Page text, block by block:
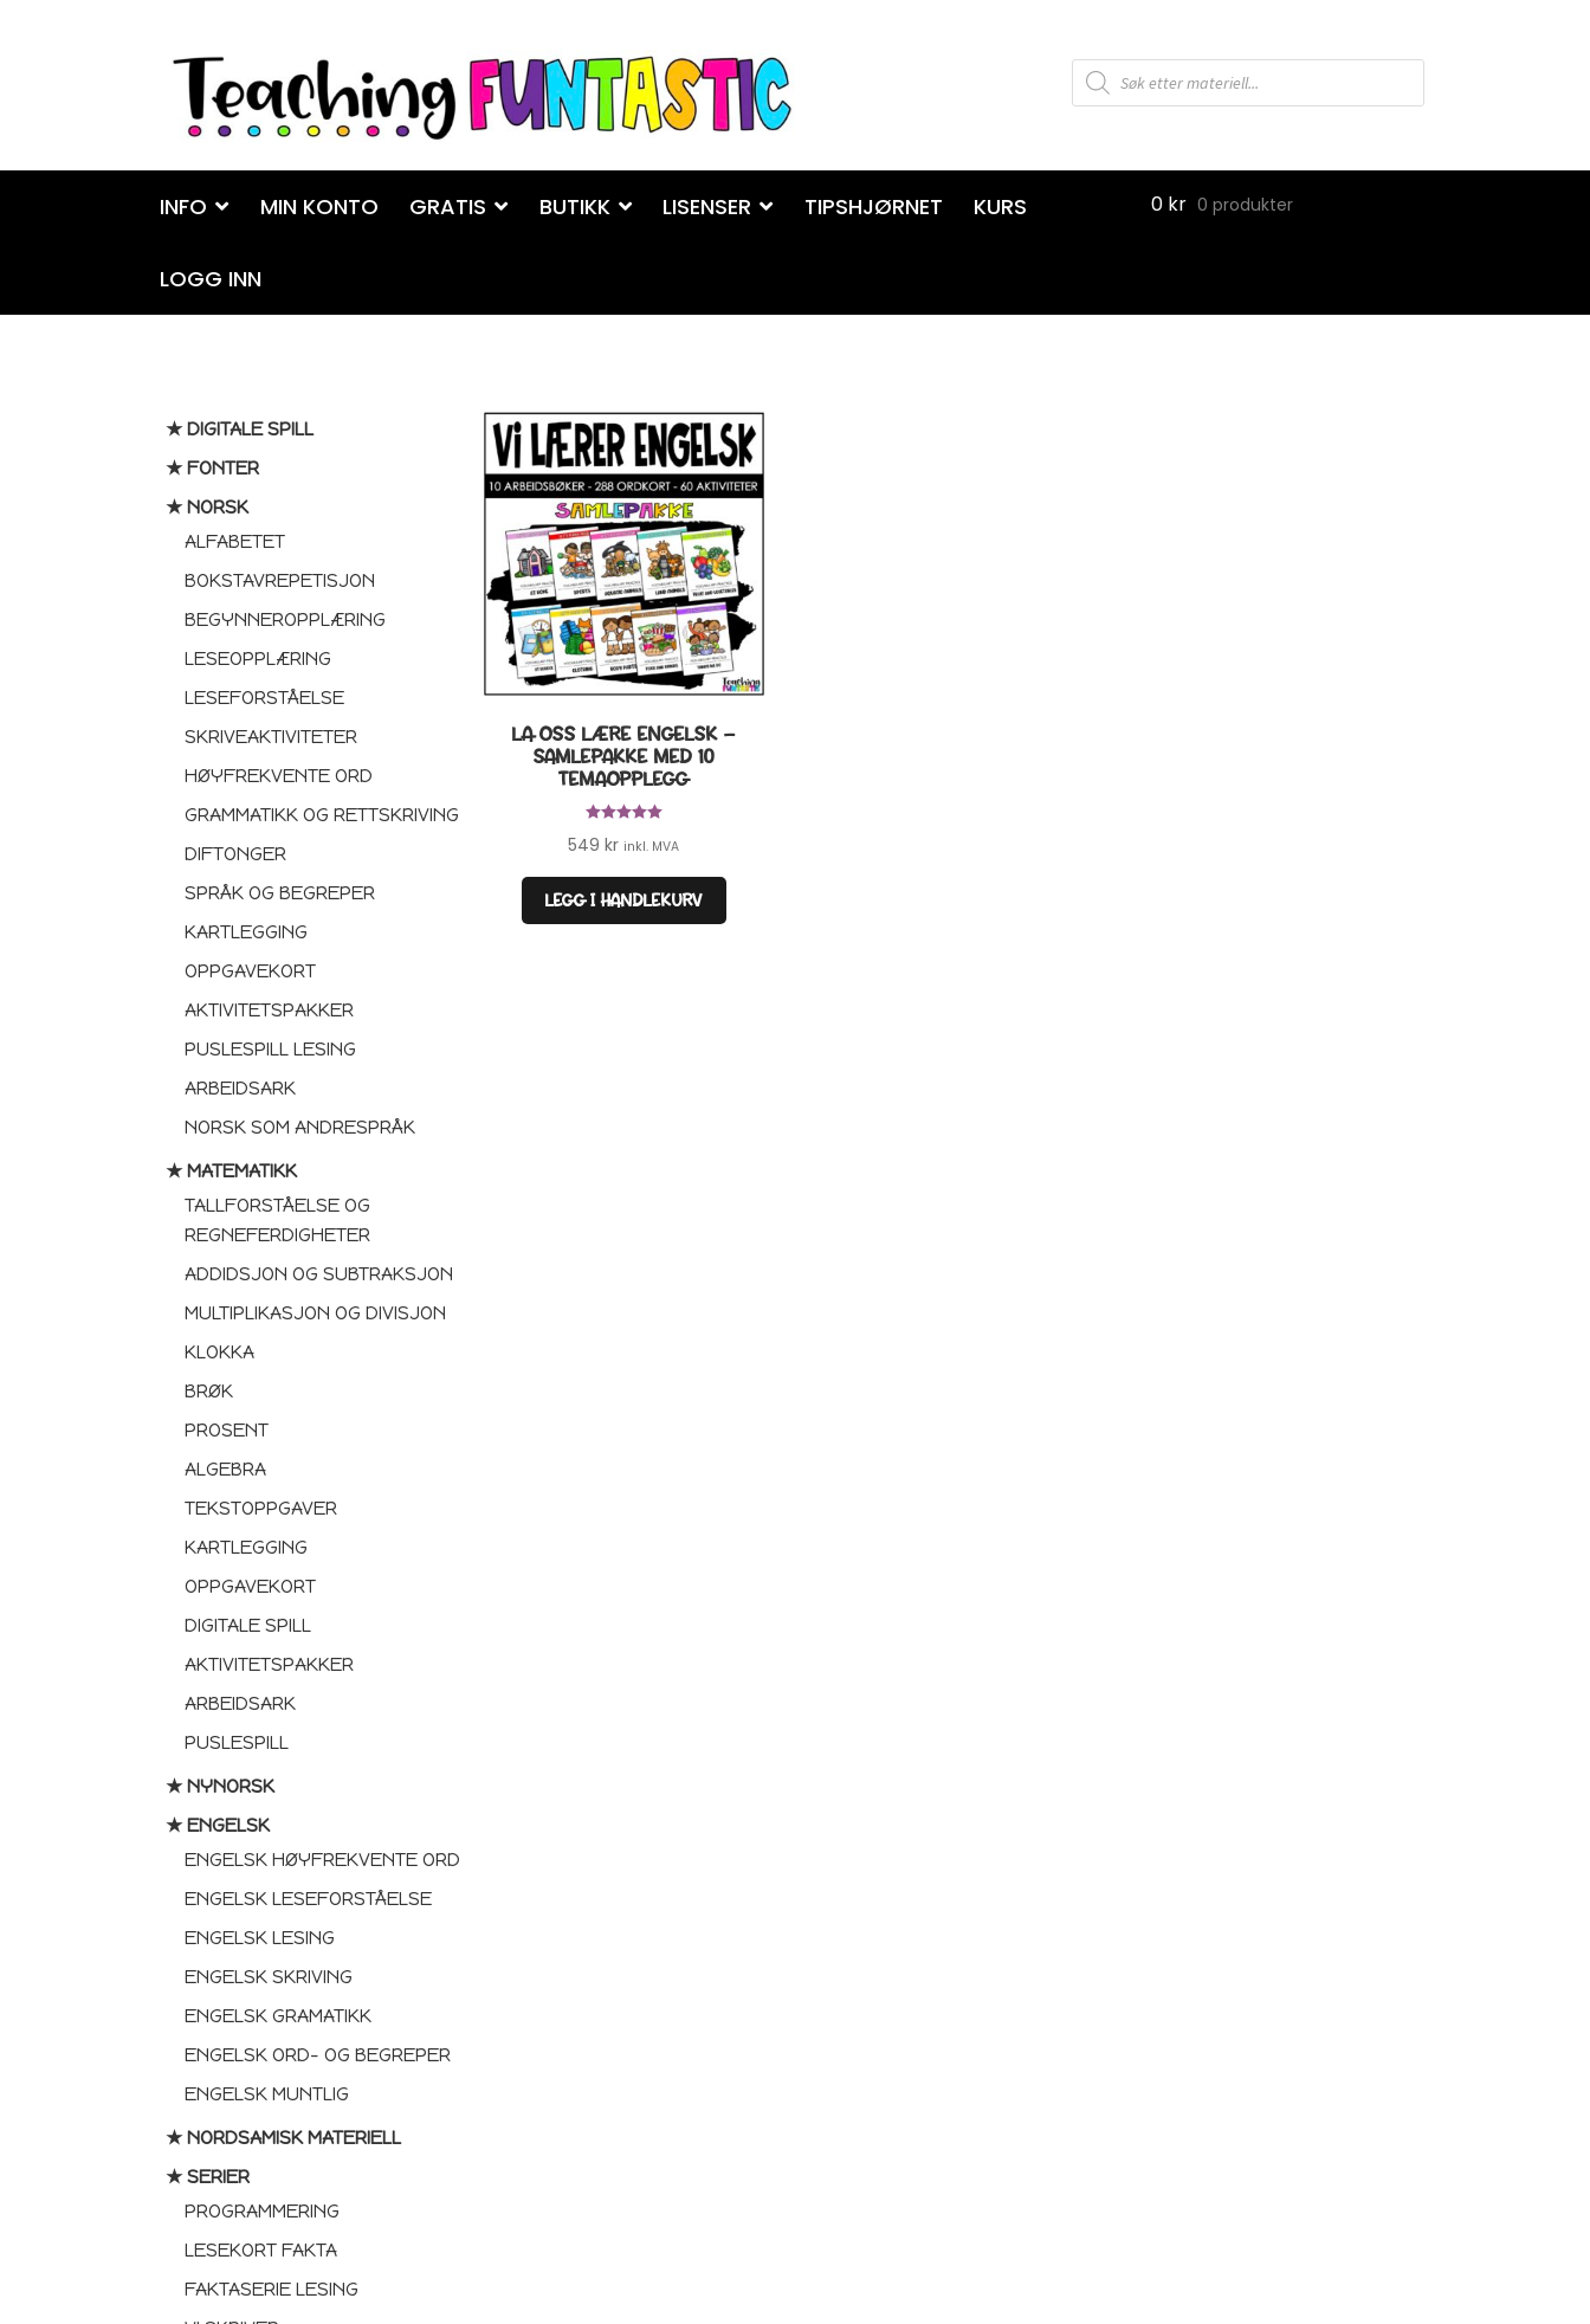
Hopp
navigasjon
Hopp
innhold
Products
search
INFO MIN KONTO GRATIS BUTIKK LISENSER TIPSHJØRNET KURS
LOGG INN
0 kr 0 produkter
★ DIGITALE SPILL
★ FONTER
★ NORSK
ALFABETET
BOKSTAVREPETISJON
BEGYNNEROPPLÆRING
LESEOPPLÆRING
LESEFORSTÅELSE
SKRIVEAKTIVITETER
HØYFREKVENTE ORD
GRAMMATIKK OG RETTSKRIVING
DIFTONGER
SPRÅK OG BEGREPER
KARTLEGGING
OPPGAVEKORT
AKTIVITETSPAKKER
PUSLESPILL LESING
ARBEIDSARK
NORSK SOM ANDRESPRÅK
★ MATEMATIKK
TALLFORSTÅELSE OG
REGNEFERDIGHETER
ADDIDSJON OG SUBTRAKSJON
MULTIPLIKASJON OG DIVISJON
KLOKKA
BRØK
PROSENT
ALGEBRA
TEKSTOPPGAVER
KARTLEGGING
OPPGAVEKORT
DIGITALE SPILL
AKTIVITETSPAKKER
ARBEIDSARK
PUSLESPILL
★ NYNORSK
★ ENGELSK
ENGELSK HØYFREKVENTE ORD
ENGELSK LESEFORSTÅELSE
ENGELSK LESING
ENGELSK SKRIVING
ENGELSK GRAMATIKK
ENGELSK ORD- OG BEGREPER
ENGELSK MUNTLIG
★ NORDSAMISK MATERIELL
★ SERIER
PROGRAMMERING
LESEKORT FAKTA
FAKTASERIE LESING
LA OSS LÆRE ENGELSK –
SAMLEPAKKE MED 10
TEMAOPPLEGG
549kr inkl. MVA
LEGG I HANDLEKURV